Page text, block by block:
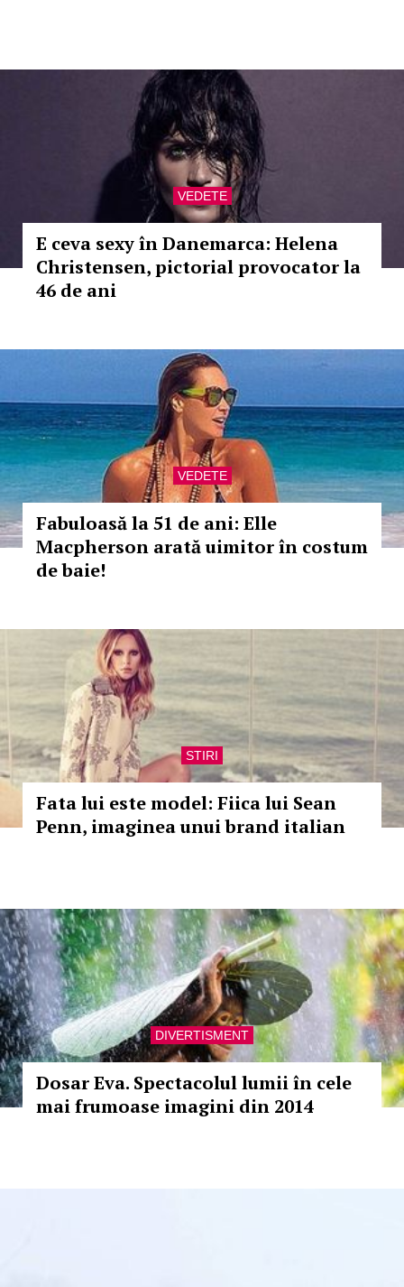
VEDETE
E ceva sexy în Danemarca: Helena
Christensen, pictorial provocator la
46 de ani
VEDETE
Fabuloasă la 51 de ani: Elle
Macpherson arată uimitor în costum
de baie!
STIRI
Fata lui este model: Fiica lui Sean
Penn, imaginea unui brand italian
DIVERTISMENT
Dosar Eva. Spectacolul lumii în cele
mai frumoase imagini din 2014